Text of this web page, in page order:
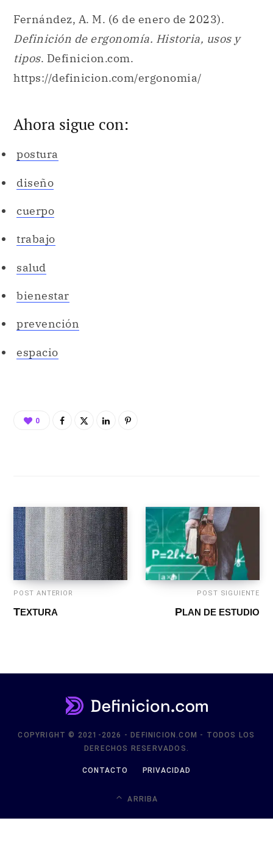
Fernández, A. M. (6 de enero de 2023).
Definición de ergonomía. Historia, usos y
tipos. Definicion.com.
https://definicion.com/ergonomia/
Ahora sigue con:
postura
diseño
cuerpo
trabajo
salud
bienestar
prevención
espacio
0
POST ANTERIOR
TEXTURA
POST SIGUIENTE
PLAN DE ESTUDIO
COPYRIGHT © 2021-2026 - DEFINICION.COM - TODOS LOS
DERECHOS RESERVADOS.
CONTACTO PRIVACIDAD
ARRIBA